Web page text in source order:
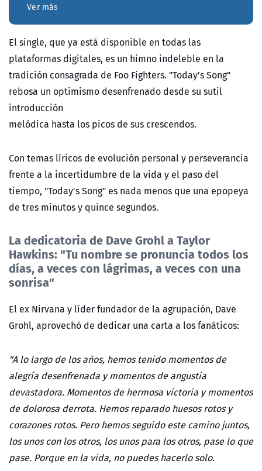
Ver más
El single, que ya está disponible en todas las
plataformas digitales, es un himno indeleble en la
tradición consagrada de Foo Fighters. "Today's Song"
rebosa un optimismo desenfrenado desde su sutil
introducción
melódica hasta los picos de sus crescendos.
Con temas líricos de evolución personal y perseverancia
frente a la incertidumbre de la vida y el paso del
tiempo, "Today's Song" es nada menos que una epopeya
de tres minutos y quince segundos.
La dedicatoria de Dave Grohl a Taylor
Hawkins: "Tu nombre se pronuncia todos los
días, a veces con lágrimas, a veces con una
sonrisa"
El ex Nirvana y líder fundador de la agrupación, Dave
Grohl, aprovechó de dedicar una carta a los fanáticos:
"A lo largo de los años, hemos tenido momentos de
alegría desenfrenada y momentos de angustia
devastadora. Momentos de hermosa victoria y momentos
de dolorosa derrota. Hemos reparado huesos rotos y
corazones rotos. Pero hemos seguido este camino juntos,
los unos con los otros, los unos para los otros, pase lo que
pase. Porque en la vida, no puedes hacerlo solo.